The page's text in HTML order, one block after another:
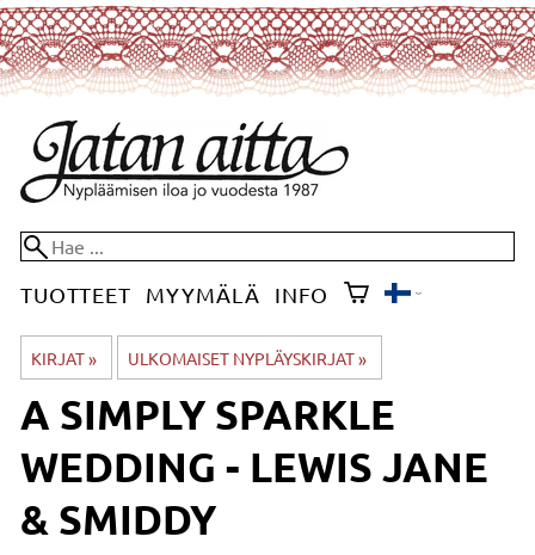
TUOTTEET MYYMÄLÄ INFO
KIRJAT‪» ULKOMAISET NYPLÄYSKIRJAT‪»
A SIMPLY SPARKLE
WEDDING - LEWIS JANE
& SMIDDY